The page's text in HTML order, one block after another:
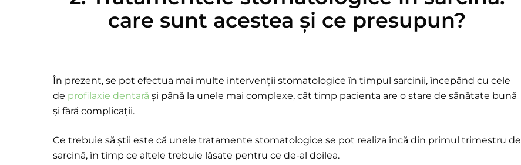
care sunt acestea și ce presupun?
În prezent, se pot efectua mai multe intervenții stomatologice în timpul sarcinii, începând cu cele
de profilaxie dentară și până la unele mai complexe, cât timp pacienta are o stare de sănătate bună
și fără complicații.
Ce trebuie să știi este că unele tratamente stomatologice se pot realiza încă din primul trimestru de
sarcină, în timp ce altele trebuie lăsate pentru ce de-al doilea.